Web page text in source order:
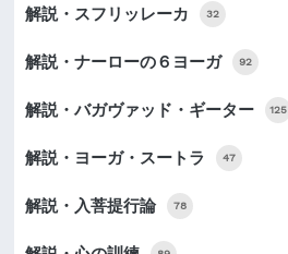
解説・スフリッレーカ 32
解説・ナーローの６ヨーガ 92
解説・バガヴァッド・ギーター 125
解説・ヨーガ・スートラ 47
解説・入菩提行論 78